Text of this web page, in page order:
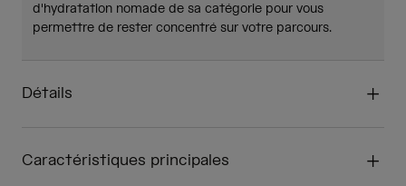
d'hydratation nomade de sa catégorie pour vous
permettre de rester concentré sur votre parcours.
Détails
Caractéristiques principales